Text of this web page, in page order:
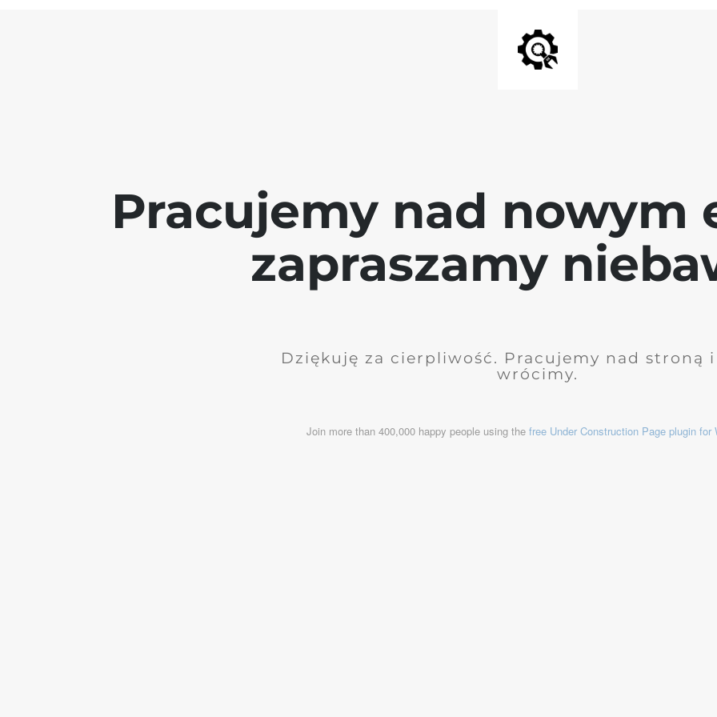
Pracujemy nad nowym
zapraszamy
Dziękuję za cierpliwość. Pracujemy nad stroną
wrócimy.
Join more than 400,000 happy people using the free Under Construction Page plugin for